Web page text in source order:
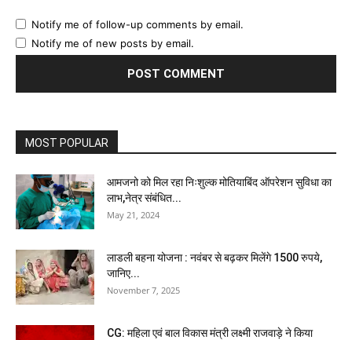
Notify me of follow-up comments by email.
Notify me of new posts by email.
MOST POPULAR
आमजनो को मिल रहा निःशुल्क मोतियाबिंद ऑपरेशन सुविधा का
लाभ,नेत्र संबंधित...
May 21, 2024
लाडली बहना योजना : नवंबर से बढ़कर मिलेंगे 1500 रुपये,
जानिए...
November 7, 2025
CG: महिला एवं बाल विकास मंत्री लक्ष्मी राजवाड़े ने किया